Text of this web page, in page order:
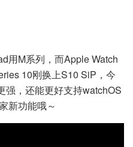
用M系列，而Apple Watch
10刚换上S10 SiP，今
强，还能更好支持watchOS
新功能哦～